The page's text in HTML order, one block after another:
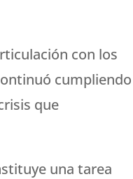
con los
cumpliendo
que
una tarea